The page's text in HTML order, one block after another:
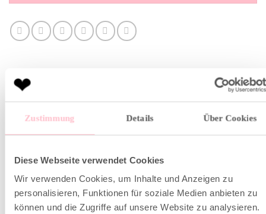
Zustimmung Details Über Cookies
Diese Webseite verwendet Cookies
Wir verwenden Cookies, um Inhalte und Anzeigen zu
personalisieren, Funktionen für soziale Medien anbieten zu
können und die Zugriffe auf unsere Website zu analysieren.
BESCHREIBUNG
Diese lässigen weissen Shorts aus Baumwoll-Popeline
sind der perfekte Begleiter für deinen Urlaub. Die tollen